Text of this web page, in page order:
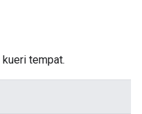
tempat.